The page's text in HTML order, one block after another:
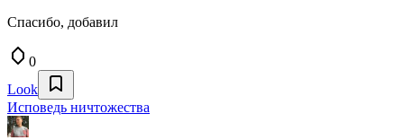
Спасибо, добавил
0
Look
Исповедь ничтожества